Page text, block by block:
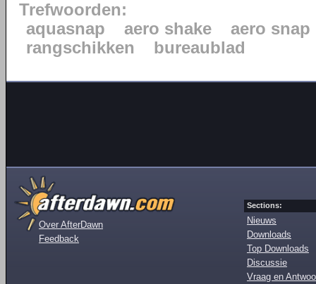
Trefwoorden:
aquasnap
aero shake
aero snap
rangschikken
bureaublad
Over AfterDawn
Feedback
Sections:
Nieuws
Downloads
Top Downloads
Discussie
Vraag en